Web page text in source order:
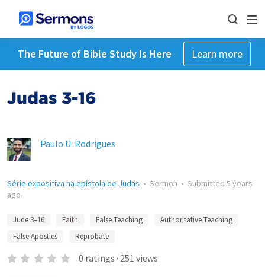
The Future of Bible Study Is Here Learn more
Judas 3-16
Paulo U. Rodrigues
Série expositiva na epístola de Judas • Sermon • Submitted 5 years
ago
Jude 3–16 Faith False Teaching
Authoritative Teaching
False Apostles
Reprobate
0 ratings · 251 views